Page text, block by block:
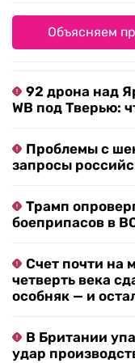
Объясняем
92 дрона над
WB под Тверью:
Проблемы с
запросы
Трамп
боеприпасов в
Счет почти на
четверть века
особняк — и
В Британии
удар